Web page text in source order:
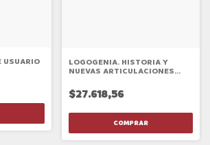
USUARIO LOGOGENIA. HISTORIA Y
NUEVAS ARTICULACIONES
COGNITIVAS
$27.618,56